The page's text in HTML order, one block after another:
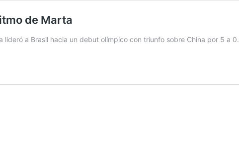
de Marta
a Brasil hacia un debut olímpico con triunfo sobre China por 5 a 0.